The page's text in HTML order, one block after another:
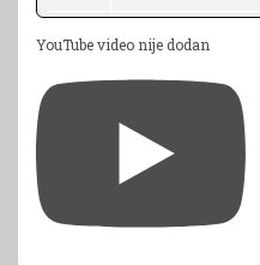
YouTube video nije dodan